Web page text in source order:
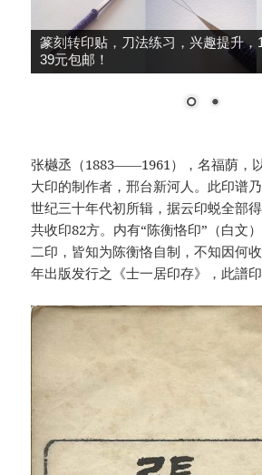
篆刻转印贴，刀法练习，兴趣提升，
39元包邮！
张樾丞（1883——1961），名福荫，
大印的制作者，邢台新河人。此印谱
世纪三十年代初所辑，据云印蜕全部
共收印82方。内有“陈衡恪印”（白文）
二印，皆知为陈衡恪自制，不知因何
年出版发行之《士一居印存》，此譜印